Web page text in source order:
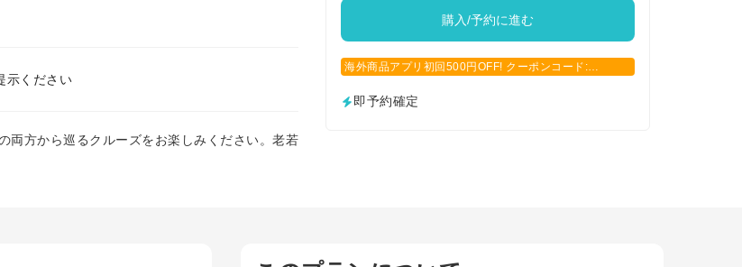
示ください
両方から巡るクルーズをお楽しみください。老若
購入/予約に進む
海外商品アプリ初回500円OFF! クーポンコード:
即予約確定